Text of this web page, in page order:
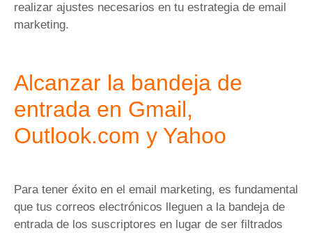
realizar ajustes necesarios en tu estrategia de email
marketing.
Alcanzar la bandeja de
entrada en Gmail,
Outlook.com y Yahoo
Para tener éxito en el email marketing, es fundamental
que tus correos electrónicos lleguen a la bandeja de
entrada de los suscriptores en lugar de ser filtrados